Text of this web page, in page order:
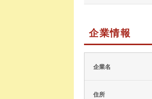
企業情報
企業名
住所